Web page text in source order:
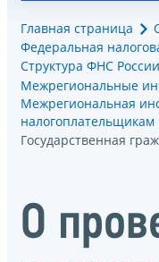
Главная страница
Федеральная
Структура ФНС России
Межрегиональные
Межрегиональная
Государственная
О